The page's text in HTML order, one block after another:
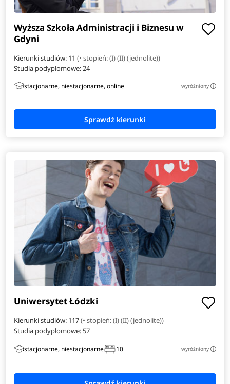
Automatyka i robotyka
Bioinformatyka
Elektroradiologia
Filologia angielska
Filologia hiszpańska
Filologia włoska
Finance
Informatyka w biznesie
Inżynieria danych
Inżynieria i analiza danych
Inżynieria materiałowa
Inżynieria obliczeniowa
Wyższa Szkoła Administracji i Biznesu w
Gdyni
Kierunki studiów: 11(• stopień: (I) (II) (jednolite))
Studia podyplomowe:24
stacjonarne, niestacjonarne, online wyróżniony i
Uniwersytet Łódzki
Kierunki studiów: 117(• stopień: (I) (II) (jednolite))
Studia podyplomowe:57
stacjonarne, niestacjonarne 10 wyróżniony i